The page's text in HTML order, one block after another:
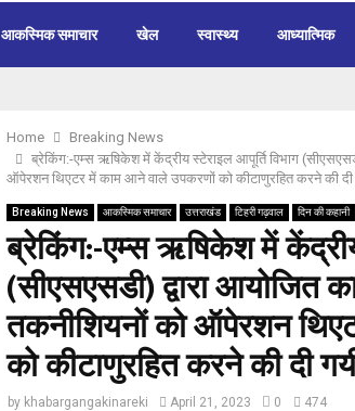
आकस्मिक समाचार खेल स्वास्थ्य आध्यात्मिक
Home
Breaking News
ब्रेकिंग:-एम्स ऋषिकेश में केंद्रीय स्टेराइल आपूर्ति विभाग
ऑपेरशन थिएटर में काम आने वाले उपकरणों को कीटाणुरहित करने की दी
Breaking News आकस्मिक समाचार उत्तराखंड टिहरी गढ़वाल दिन की कहानी
ब्रेकिंग:-एम्स ऋषिकेश में
(सीएसएसडी) द्वारा आयोजित
तकनीशियनों को ऑपेरशन
को कीटाणुरहित करने की दी
by khabargangakinareki April 21, 2023 0 474